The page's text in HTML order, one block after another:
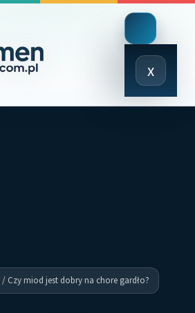
x
Close
Menu
/ Czy miod jest dobry na chore gardło?